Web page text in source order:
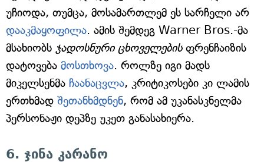
უჩიოდა, თუმცა, მოსამართლემ ეს სარჩელი არ
დააკმაყოფილა. ამის შემდეგ Warner Bros.-მა
მსახიობს ჯადოსნური ცხოველებისფრენჩაიზის
დატოვება მოსთხოვა. როლზე იგი მადს
მიკელსენმა ჩაანაცვლა, კრიტიკოსები კი ლამის
ერთხმად შეთანხმდნენ, რომ ამ უკანასკნელმა
პერსონაჟი დეპზე უკეთ განასახიერა.
6. ჯინა კარანო